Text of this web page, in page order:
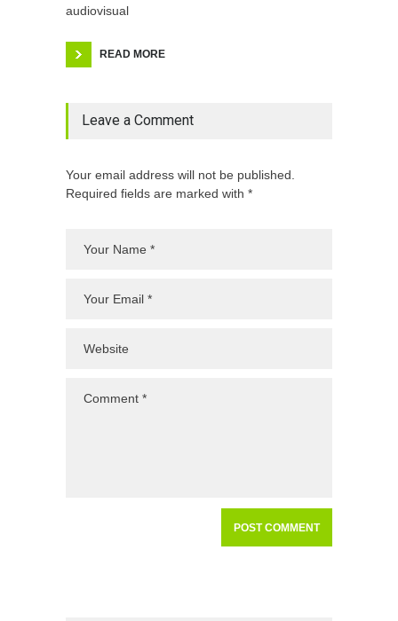
audiovisual
READ MORE
Leave a Comment
Your email address will not be published.
Required fields are marked with *